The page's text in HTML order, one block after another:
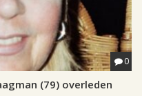
0
(79) overleden